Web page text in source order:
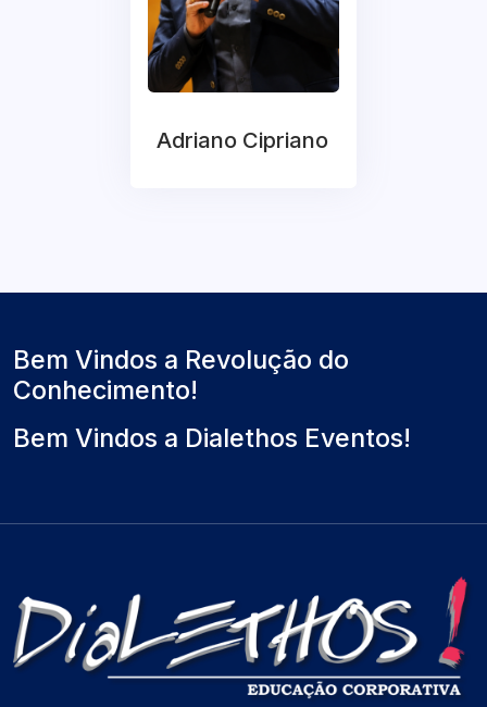
Adriano Cipriano
Bem Vindos a Revolução do
Conhecimento!
Bem Vindos a Dialethos Eventos!